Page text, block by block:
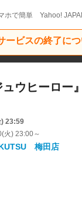
ホで簡単 Yahoo!
ービスの終了に
ウヒーロー』
23:59
火) 23:00～
梅田店